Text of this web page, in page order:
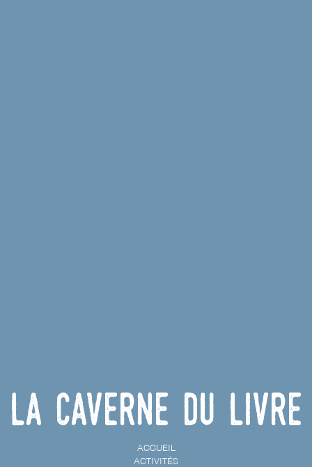
La caverne du livre
ACCUEIL
ACTIVITÉS